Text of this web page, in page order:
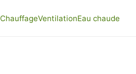
ChauffageVentilationEau chaude